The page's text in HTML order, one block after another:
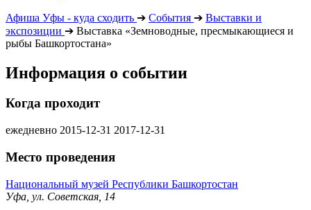
Афиша Уфы - куда сходить ➔ События ➔ Выставки и
экспозиции ➔ Выставка «Земноводные, пресмыкающиеся и
рыбы Башкортостана»
Информация о событии
Когда проходит
ежедневно 2015-12-31 2017-12-31
Место проведения
Национальный музей Республики Башкортостан
Уфа, ул. Советская, 14